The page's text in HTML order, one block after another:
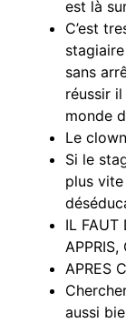
est là
C’est
sans
réussir
monde
Le
Si le
plus vite
IL FAUT
APPRIS,
APRES
aussi